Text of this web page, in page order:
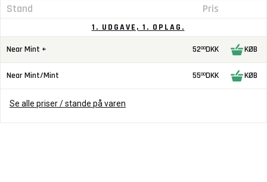
Stand Pris
1. UDGAVE, 1. OPLAG.
Near Mint + 5200DKK KØB
Near Mint/Mint 5500DKK KØB
Se alle priser / stande på varen